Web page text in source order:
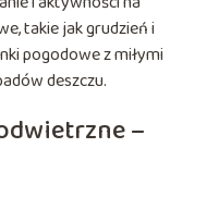
takie jak grudzień i
pogodowe z miłymi
deszczu.
–